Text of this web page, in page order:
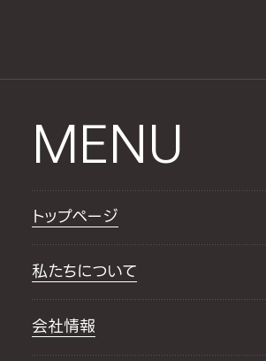
MENU
トップページ
私たちについて
会社情報